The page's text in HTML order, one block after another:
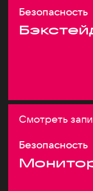
Безопасность
Смотреть
Безопасность